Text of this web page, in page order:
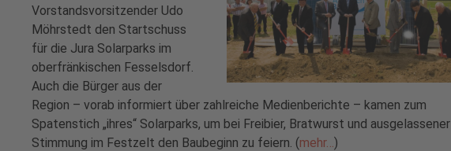
Vorstandsvorsitzender Udo
Möhrstedt den Startschuss
für die Jura Solarparks im
oberfränkischen Fesselsdorf.
Auch die Bürger aus der
Region – vorab informiert über zahlreiche Medienberichte – kamen zum
Spatenstich „ihres“ Solarparks, um bei Freibier, Bratwurst und ausgelassener
Stimmung im Festzelt den Baubeginn zu feiern. (mehr… )